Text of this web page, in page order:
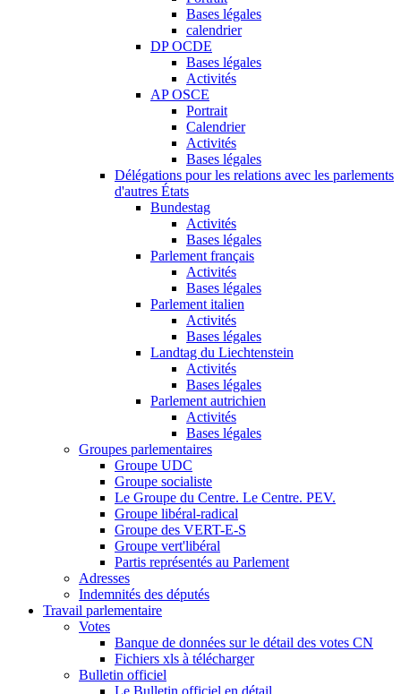
Bases légales
calendrier
DP OCDE
Bases légales
Activités
AP OSCE
Portrait
Calendrier
Activités
Bases légales
Délégations pour les relations avec les parlements
d'autres États
Bundestag
Activités
Bases légales
Parlement français
Activités
Bases légales
Parlement italien
Activités
Bases légales
Landtag du Liechtenstein
Activités
Bases légales
Parlement autrichien
Activités
Bases légales
Groupes parlementaires
Groupe UDC
Groupe socialiste
Le Groupe du Centre. Le Centre. PEV.
Groupe libéral-radical
Groupe des VERT-E-S
Groupe vert'libéral
Partis représentés au Parlement
Adresses
Indemnités des députés
Travail parlementaire
Votes
Banque de données sur le détail des votes CN
Fichiers xls à télécharger
Bulletin officiel